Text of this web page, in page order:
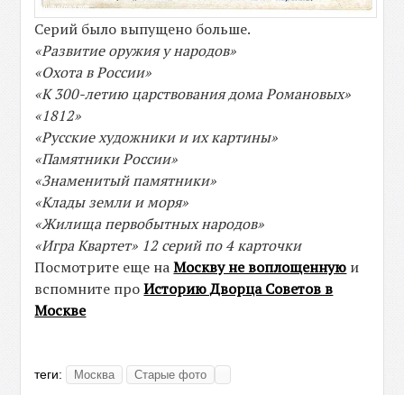
Серий было выпущено больше.
«Развитие оружия у народов»
«Охота в России»
«К 300-летию царствования дома Романовых»
«1812»
«Русские художники и их картины»
«Памятники России»
«Знаменитый памятники»
«Клады земли и моря»
«Жилища первобытных народов»
«Игра Квартет» 12 серий по 4 карточки
Посмотрите еще наМоскву не воплощенную и
вспомните про Историю Дворца Советов в
Москве
теги: Москва Старые фото